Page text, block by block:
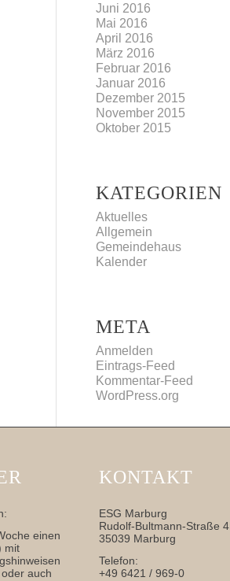
Juni 2016
Mai 2016
April 2016
März 2016
Februar 2016
Januar 2016
Dezember 2015
November 2015
Oktober 2015
KATEGORIEN
Aktuelles
Allgemein
Gemeindehaus
Kalender
META
Anmelden
Eintrags-Feed
Kommentar-Feed
WordPress.org
einen
mit
auch
KONTAKT
ESG Marburg
Rudolf-Bultmann-Straße 4
35039 Marburg
Telefon:
+49 6421 / 969-0